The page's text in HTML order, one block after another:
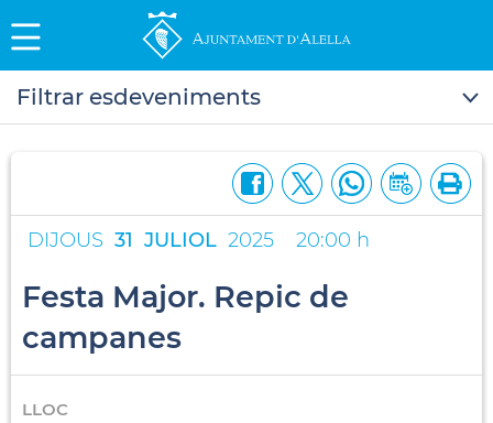
Filtrar esdeveniments
DIJOUS 31 JULIOL 2025 20:00 h
Festa Major. Repic de
campanes
LLOC